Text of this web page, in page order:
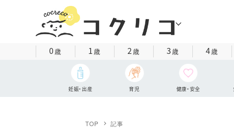
0歳 1歳 2歳 3歳 4歳
妊娠・出産 育児 健康・安全
TOP 記事